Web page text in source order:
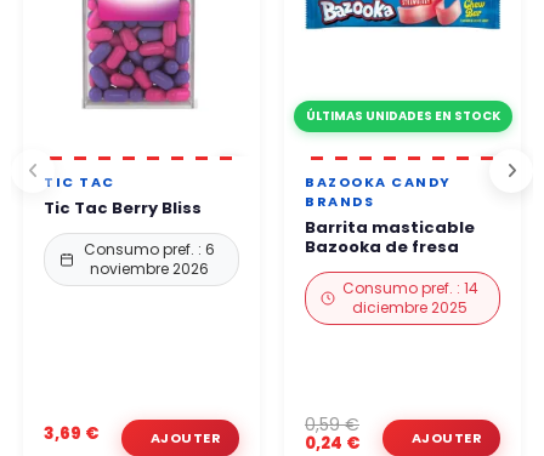
TIC TAC
Tic Tac Berry Bliss
Consumo pref. : 6
noviembre 2026
3,69 €
ÚLTIMAS UNIDADES EN STOCK
BAZOOKA CANDY
BRANDS
Barrita masticable
Bazooka de fresa
Consumo pref. : 14
diciembre 2025
0,24 €
0,59 €